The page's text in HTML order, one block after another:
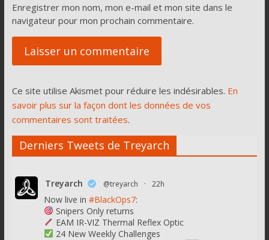
Enregistrer mon nom, mon e-mail et mon site dans le
navigateur pour mon prochain commentaire.
Ce site utilise Akismet pour réduire les indésirables. En
savoir plus sur la façon dont les données de vos
commentaires sont traitées.
Derniers Tweets de Treyarch
Treyarch @treyarch · 22h
Now live in #BlackOps7:
Snipers Only returns
EAM IR-VIZ Thermal Reflex Optic
24 New Weekly Challenges